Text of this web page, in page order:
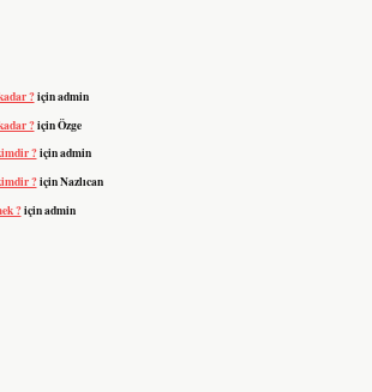
?içinadmin
?içinÖzge
?içinadmin
?içinNazlıcan
?içinadmin